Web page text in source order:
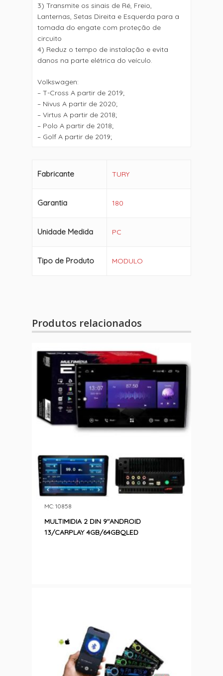
3) Transmite os sinais de Ré, Freio,
Lanternas, Setas Direita e Esquerda para a
tomada do engate com proteção de
circuito
4) Reduz o tempo de instalação e evita
danos na parte elétrica do veículo.
Volkswagen:
– T-Cross A partir de 2019;
– Nivus A partir de 2020;
– Virtus A partir de 2018;
– Polo A partir de 2018;
– Golf A partir de 2019;
Fabricante TURY
Garantia 180
Unidade Medida PC
Tipo de Produto MODULO
Produtos relacionados
MULTIMIDIA 2 DIN 9″ANDROID
13/CARPLAY 4GB/64GBQLED
MC: 10858